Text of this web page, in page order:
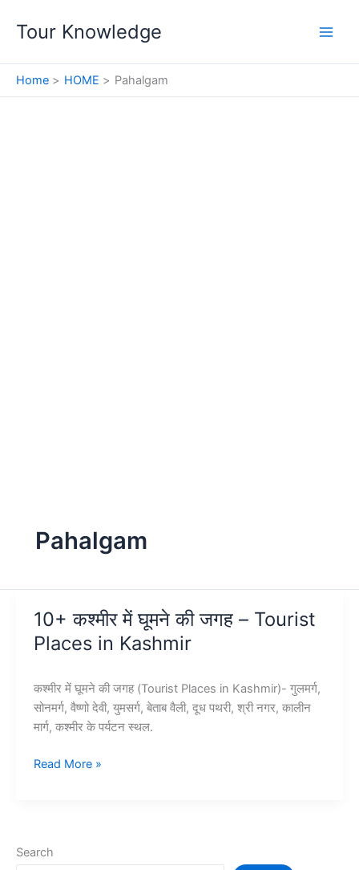
Tour Knowledge
Home HOME Pahalgam
Pahalgam
10+ कश्मीर में घूमने की जगह – Tourist
Places in Kashmir
कश्मीर में घूमने की जगह (Tourist Places in Kashmir)- गुलमर्ग,
सोनमर्ग, वैष्णो देवी, युमसर्ग, बेताब वैली, दूध पथरी, श्री नगर, कालीन
मार्ग, कश्मीर के पर्यटन स्थल.
10+
जगह
Read More »
Search